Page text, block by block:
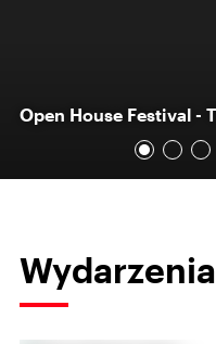
Open House Festival -